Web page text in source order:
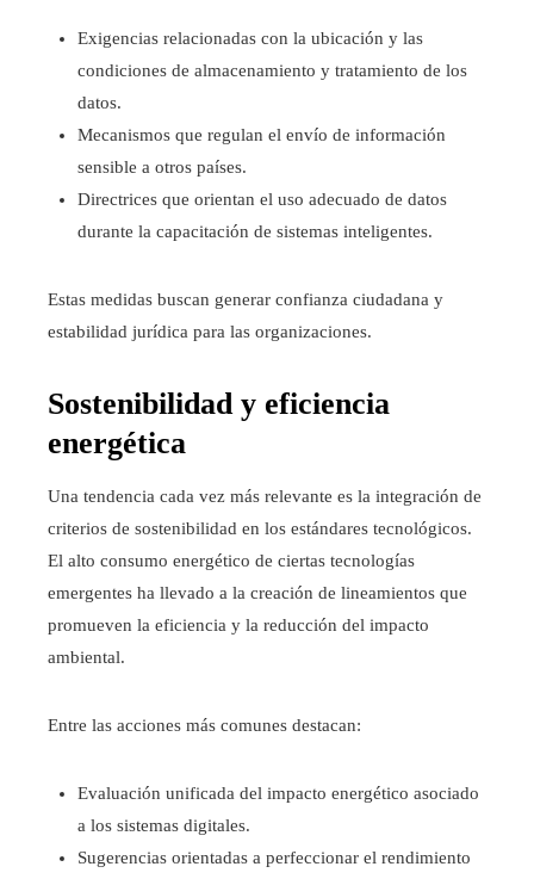
Exigencias relacionadas con la ubicación y las
condiciones de almacenamiento y tratamiento de los
datos.
Mecanismos que regulan el envío de información
sensible a otros países.
Directrices que orientan el uso adecuado de datos
durante la capacitación de sistemas inteligentes.
Estas medidas buscan generar confianza ciudadana y
estabilidad jurídica para las organizaciones.
Sostenibilidad y eficiencia
energética
Una tendencia cada vez más relevante es la integración de
criterios de sostenibilidad en los estándares tecnológicos.
El alto consumo energético de ciertas tecnologías
emergentes ha llevado a la creación de lineamientos que
promueven la eficiencia y la reducción del impacto
ambiental.
Entre las acciones más comunes destacan:
Evaluación unificada del impacto energético asociado
a los sistemas digitales.
Sugerencias orientadas a perfeccionar el rendimiento